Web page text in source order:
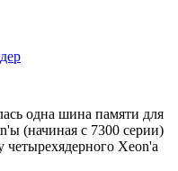
одна шина памяти для
(начиная с 7300 серии)
Xeon'а